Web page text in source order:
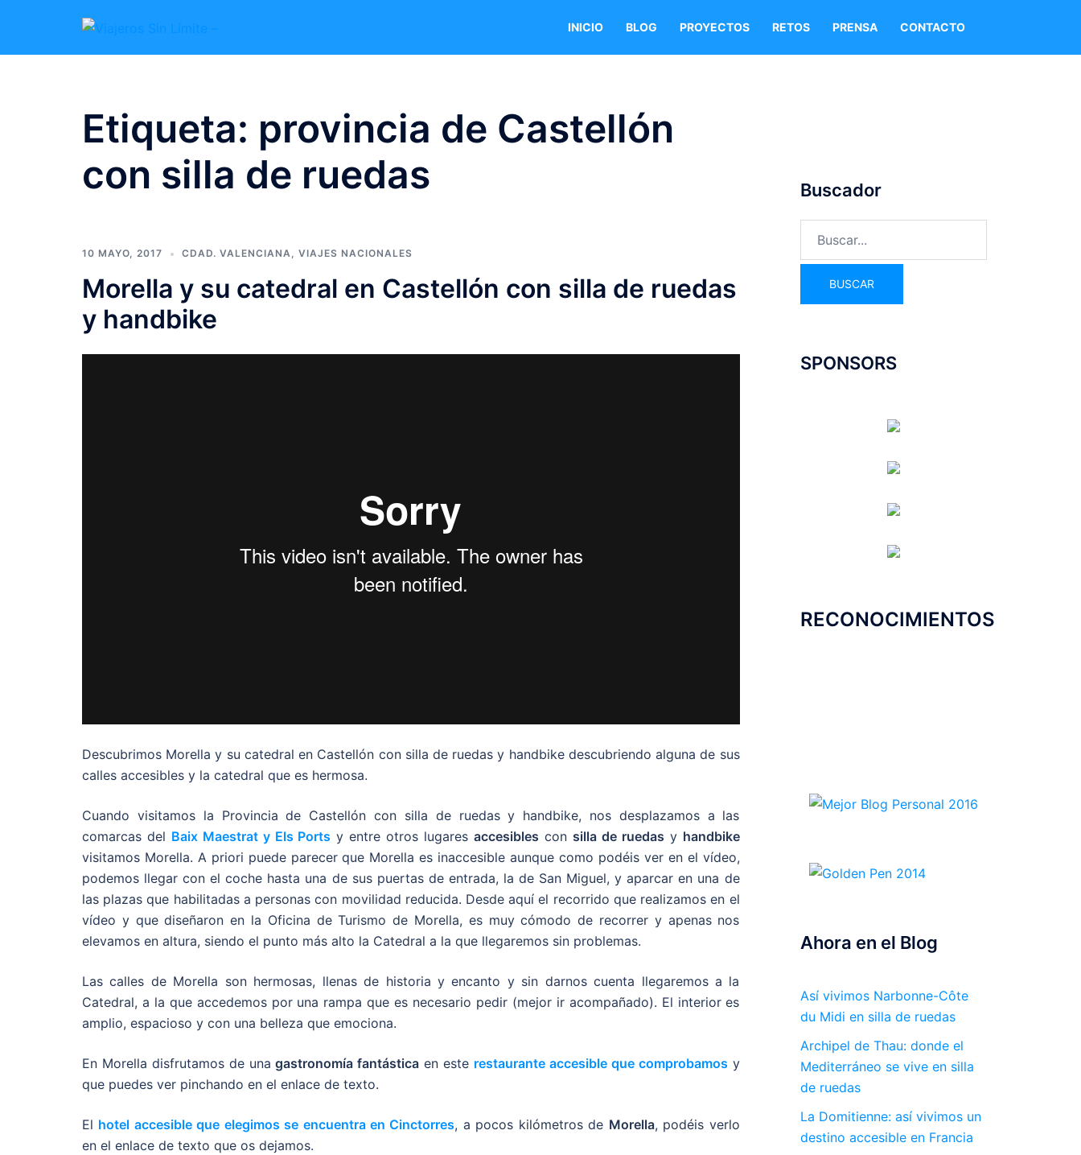
INICIO BLOG PROYECTOS RETOS PRENSA CONTACTO
Etiqueta: provincia de Castellón
con silla de ruedas
10 MAYO, 2017 CDAD. VALENCIANA, VIAJES NACIONALES
Morella y su catedral en Castellón con silla de ruedas
y handbike
Descubrimos Morella y su catedral en Castellón con silla de ruedas y handbike descubriendo alguna de sus
calles accesibles y la catedral que es hermosa.
Cuando visitamos la Provincia de Castellón con silla de ruedas y handbike, nos desplazamos a las
comarcas del Baix Maestrat y Els Ports y entre otros lugaresaccesibles con silla de ruedas y handbike
visitamos Morella. A priori puede parecer que Morella es inaccesible aunque como podéis ver en el vídeo,
podemos llegar con el coche hasta una de sus puertas de entrada, la de San Miguel, y aparcar en una de
las plazas que habilitadas a personas con movilidad reducida. Desde aquí el recorrido que realizamos en el
vídeo y que diseñaron en la Oficina de Turismo de Morella, es muy cómodo de recorrer y apenas nos
elevamos en altura, siendo el punto más alto la Catedral a la que llegaremos sin problemas.
Las calles de Morella son hermosas, llenas de historia y encanto y sin darnos cuenta llegaremos a la
Catedral, a la que accedemos por una rampa que es necesario pedir (mejor ir acompañado). El interior es
amplio, espacioso y con una belleza que emociona.
En Morella disfrutamos de unagastronomía fantástica en este restaurante accesible que comprobamos y
que puedes ver pinchando en el enlace de texto.
El hotel accesible que elegimos se encuentra en Cinctorres, a pocos kilómetros de Morella, podéis verlo
en el enlace de texto que os dejamos.
Buscador
SPONSORS
RECONOCIMIENTOS
Ahora en el Blog
Así vivimos Narbonne-Côte
du Midi en silla de ruedas
Archipel de Thau: donde el
Mediterráneo se vive en silla
de ruedas
La Domitienne: así vivimos un
destino accesible en Francia